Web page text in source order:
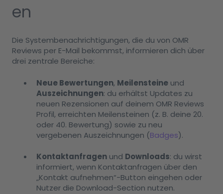
en
Die Systembenachrichtigungen, die du von OMR
Reviews per E-Mail bekommst, informieren dich über
drei zentrale Bereiche:
Neue Bewertungen, Meilensteine und
Auszeichnungen: du erhältst Updates zu
neuen Rezensionen auf deinem OMR Reviews
Profil, erreichten Meilensteinen (z. B. deine 20.
oder 40. Bewertung) sowie zu neu
vergebenen Auszeichnungen (Badges).
Kontaktanfragen und Downloads: du wirst
informiert, wenn Kontaktanfragen über den
„Kontakt aufnehmen“-Button eingehen oder
Nutzer die Download-Section nutzen.